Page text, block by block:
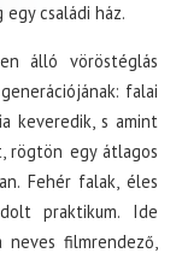
családi ház.
álló vöröstéglás
falai
keveredik, s amint
rögtön egy átlagos
Fehér falak, éles
praktikum. Ide
neves filmrendező,